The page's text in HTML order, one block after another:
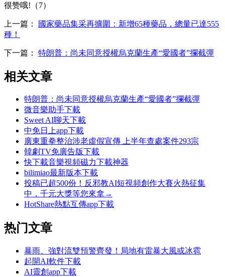
很赞哦!（7）
上一篇：
國家藥品集采再擴圍：新增65種藥品，總量已達555
種！
下一篇： 特朗普：尚未同意授權烏克蘭生產“愛國者”攔截彈
相关文章
特朗普：尚未同意授權烏克蘭生產“愛國者”攔截彈
微音樂助手下載
Sweet AI聊天下載
中免日上app下載
廣東重拳整治涉老虛假宣傳 上半年查處案件293宗
韓劇TV免廣告版下載
快下載音樂視頻磁力下載神器
bilimiao最新版本下載
投稿已超500份！反邪教AI短視頻創作大賽火熱征集
中，千元大獎等您來拿→
HotShare熱點互傳app下載
热门文章
暴雨、強對流雙預警齊發！局地有雷暴大風或冰雹
起開AI軟件下載
AI靈創app下載